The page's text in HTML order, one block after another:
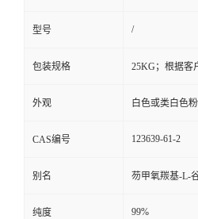
型号 /
包装规格 25KG；根据客
外观 白色或类白色
CAS编号 123639-61-2
别名 芴甲氧羰基-L-
纯度 99%